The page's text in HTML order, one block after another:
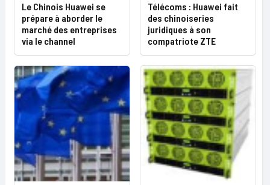
Le Chinois Huawei se
prépare à aborder le
marché des entreprises
via le channel
Télécoms : Huawei fait
des chinoiseries
juridiques à son
compatriote ZTE